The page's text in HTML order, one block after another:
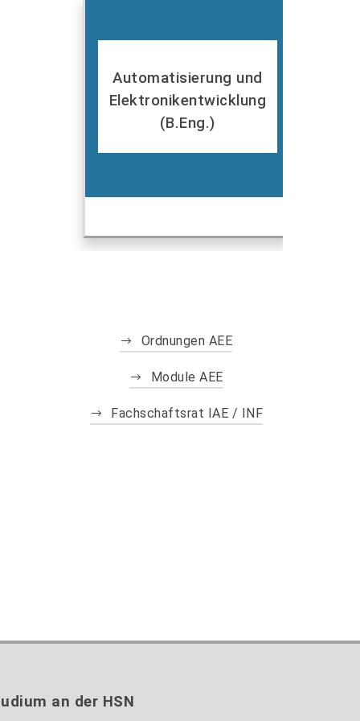
Automatisierung und
Elektronikentwicklung
(B.Eng.)
Ordnungen AEE
Module AEE
Fachschaftsrat IAE / INF
an der HSN